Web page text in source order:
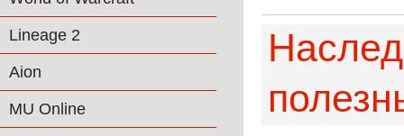
Lineage 2
Aion
MU Online